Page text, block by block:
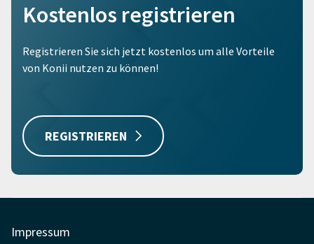
Kostenlos registrieren
Registrieren Sie sich jetzt kostenlos um alle Vorteile
von Konii nutzen zu können!
REGISTRIEREN
Impressum